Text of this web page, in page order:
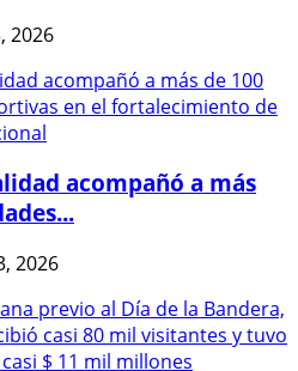
2026
acompañó a más
2026